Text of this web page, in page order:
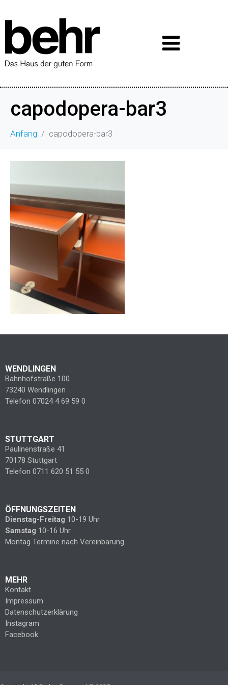
capodopera-bar3
Anfang capodopera-bar3
WENDLINGEN
Bahnhofstraße 100
73240 Wendlingen
Telefon 07024 4 69 59 0
STUTTGART
Paulinenstraße 41
70178 Stuttgart
Telefon 0711 620 51 55 0
ÖFFNUNGSZEITEN
Dienstag-Freitag 10-19 Uhr
Samstag 10-16 Uhr
Montag Termine nach Vereinbarung.
MEHR
Kontakt
Impressum
Datenschutzerklärung
Instagram
Facebook